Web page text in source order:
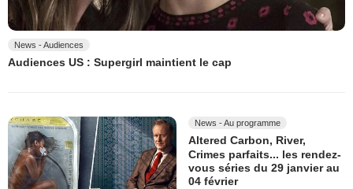
News - Audiences
Audiences US : Supergirl maintient le cap
News - Au programme
Altered Carbon, River,
Crimes parfaits... les rendez-
vous séries du 29 janvier au
04 février